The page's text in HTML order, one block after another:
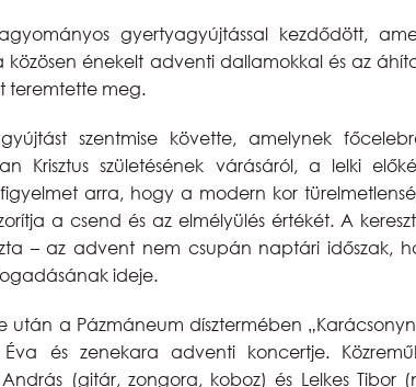
gyertyagyújtással kezdődött,
közösen énekelt adventi dallamokkal és az
teremtette meg.
szentmise követte, amelynek
Krisztus születésének várásáról, a lelki
arra, hogy a modern kor
a csend és az elmélyülés értékét. A
– az advent nem csupán naptári időszak,
ideje.
után a Pázmáneum dísztermében
és zenekara adventi koncertje.
(gitár, zongora, koboz) és Lelkes